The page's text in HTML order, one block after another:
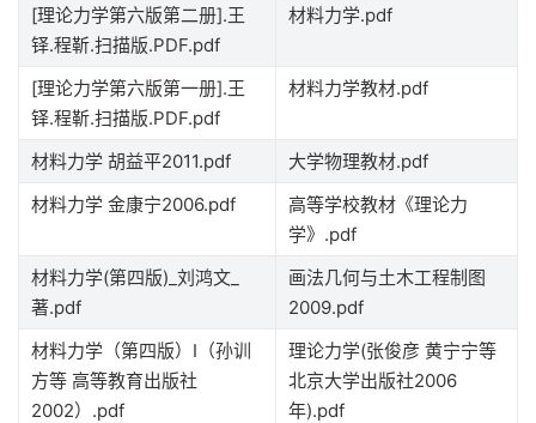
[理论力学第六版第二册].王
铎.程靳.扫描版.PDF.pdf
材料力学.pdf
[理论力学第六版第一册].王
铎.程靳.扫描版.PDF.pdf
材料力学教材.pdf
材料力学 胡益平2011.pdf
大学物理教材.pdf
材料力学 金康宁2006.pdf
高等学校教材《理论力
学》.pdf
材料力学(第四版)_刘鸿文_
著.pdf
画法几何与土木工程制图
2009.pdf
材料力学（第四版）Ⅰ（孙训
方等 高等教育出版社
2002）.pdf
理论力学(张俊彦 黄宁宁等
北京大学出版社2006
年).pdf